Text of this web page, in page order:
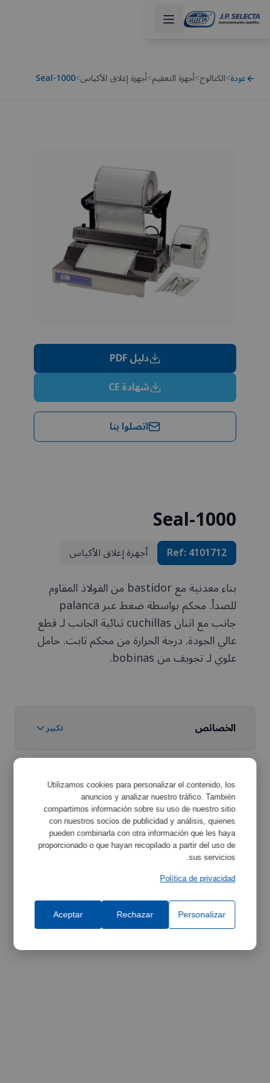
عودة>الكتالوج>أجهزة التعقيم>أجهزة إغلاق الأكياس>
Seal-1000
دليل PDF
شهادة CE
اتصلوا بنا
Seal-1000
Ref:4101712 أجهزة إغلاق الأكياس
بناء معدنية مع bastidor من الفولاذ المقاوم
للصدأ. محكم بواسطة ضغط عبر palanca
جانب مع اثنان cuchillas ثنائية الجانب لـ قطع
عالي الجودة. درجة الحرارة من محكم ثابت. حامل
علوي لـ تجويف من bobinas.
الخصائص تكبير
مواصفات المعدات تكبير
Utilizamos cookies para personalizar el contenido, los
anuncios y analizar nuestro tráfico. También
compartimos información sobre su uso de nuestro sitio
con nuestros socios de publicidad y análisis, quienes
pueden combinarla con otra información que les haya
proporcionado o que hayan recopilado a partir del uso de
sus servicios.
Política de privacidad
Personalizar
Rechazar
Aceptar